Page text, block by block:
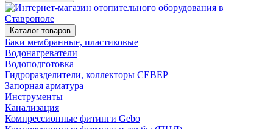
Каталог товаров
Баки мембранные, пластиковые
Водонагреватели
Водоподготовка
Гидроразделители, коллекторы СЕВЕР
Запорная арматура
Инструменты
Канализация
Компрессионные фитинги Gebo